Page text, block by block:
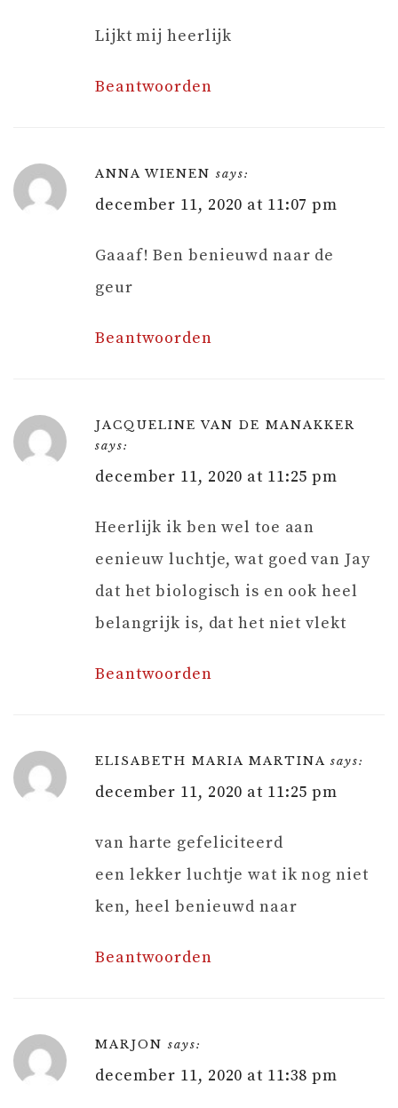
Lijkt mij heerlijk
Beantwoorden
ANNA WIENEN says:
december 11, 2020 at 11:07 pm
Gaaaf! Ben benieuwd naar de
geur
Beantwoorden
JACQUELINE VAN DE MANAKKER
says:
december 11, 2020 at 11:25 pm
Heerlijk ik ben wel toe aan
eenieuw luchtje, wat goed van Jay
dat het biologisch is en ook heel
belangrijk is, dat het niet vlekt
Beantwoorden
ELISABETH MARIA MARTINA says:
december 11, 2020 at 11:25 pm
van harte gefeliciteerd
een lekker luchtje wat ik nog niet
ken, heel benieuwd naar
Beantwoorden
MARJON says:
december 11, 2020 at 11:38 pm